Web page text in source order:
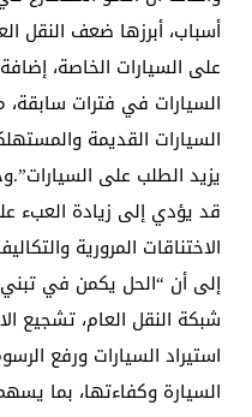
أسباب، أبرزها ضعف النقل
على السيارات الخاصة،
السيارات في فترات
السيارات القديمة
يزيد الطلب على
قد يؤدي إلى زيادة العبء
الاختناقات المرورية
إلى أن “الحل يكمن في
شبكة النقل العام، تشجيع
استيراد السيارات ورفع
السيارة وكفاءتها، بما